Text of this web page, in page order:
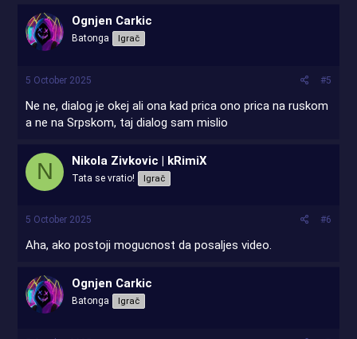
Ognjen Carkic
Batonga Igrač
5 October 2025 #5
Ne ne, dialog je okej ali ona kad prica ono prica na ruskom
a ne na Srpskom, taj dialog sam mislio
N Nikola Zivkovic | kRimiX
Tata se vratio! Igrač
5 October 2025 #6
Aha, ako postoji mogucnost da posaljes video.
Ognjen Carkic
Batonga Igrač